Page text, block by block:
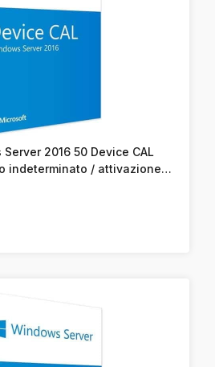
2016 50 Device CAL
indeterminato / attivazione